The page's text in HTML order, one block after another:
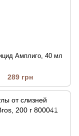
Амплиго, 40 мл
289 грн